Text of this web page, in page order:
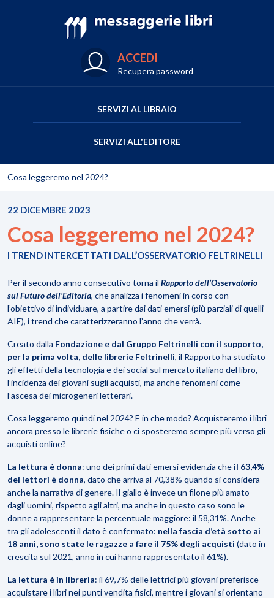
ACCEDI
Recupera password
SERVIZI AL LIBRAIO
SERVIZI ALL'EDITORE
Cosa leggeremo nel 2024?
22 DICEMBRE 2023
Cosa leggeremo nel 2024?
I TREND INTERCETTATI DALL’OSSERVATORIO FELTRINELLI
Per il secondo anno consecutivo torna il Rapporto dell’Osservatorio
sul Futuro dell’Editoria, che analizza i fenomeni in corso con
l’obiettivo di individuare, a partire dai dati emersi (più parziali di quelli
AIE), i trend che caratterizzeranno l’anno che verrà.
Creato dalla Fondazione e dal Gruppo Feltrinelli con il supporto,
per la prima volta, delle librerie Feltrinelli, il Rapporto ha studiato
gli effetti della tecnologia e dei social sul mercato italiano del libro,
l’incidenza dei giovani sugli acquisti, ma anche fenomeni come
l’ascesa dei microgeneri letterari.
Cosa leggeremo quindi nel 2024? E in che modo? Acquisteremo i libri
ancora presso le librerie fisiche o ci sposteremo sempre più verso gli
acquisti online?
La lettura è donna: uno dei primi dati emersi evidenzia che il 63,4%
dei lettori è donna, dato che arriva al 70,38% quando si considera
anche la narrativa di genere. Il giallo è invece un filone più amato
dagli uomini, rispetto agli altri, ma anche in questo caso sono le
donne a rappresentare la percentuale maggiore: il 58,31%.Anche
tra gli adolescenti il dato è confermato: nella fascia d’età sotto ai
18 anni, sono state le ragazze a fare il 75% degli acquisti (dato in
crescita sul 2021, anno in cui hanno rappresentato il 61%).
La lettura è in libreria: il 69,7% delle lettrici più giovani preferisce
acquistare i libri nei punti vendita fisici, mentre i giovani si orientano